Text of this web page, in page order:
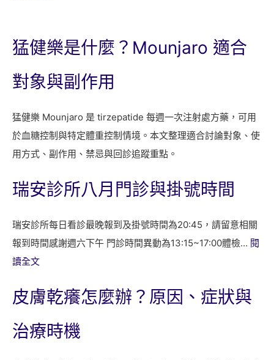
猛健樂是什麼？Mounjaro 適合
對象與副作用
猛健樂 Mounjaro 是 tirzepatide 每週一次注射處方藥，可用
於血糖控制與特定體重控制情境。本文整理適合討論對象、使
用方式、副作用、禁忌與回診追蹤重點。
瑞安診所八月門診與掛號時間
瑞安診所每日看診最晚報到及掛號時間為20:45，請留意相關
報到時間感謝週六下午 門診時間異動為13:15~17:00體檢… 閱
讀全文:
安
所
皮膚乾癢怎麼辦？原因、症狀與
治療時機